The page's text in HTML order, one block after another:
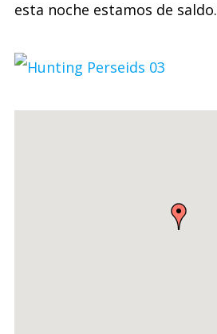
esta noche estamos de saldo.